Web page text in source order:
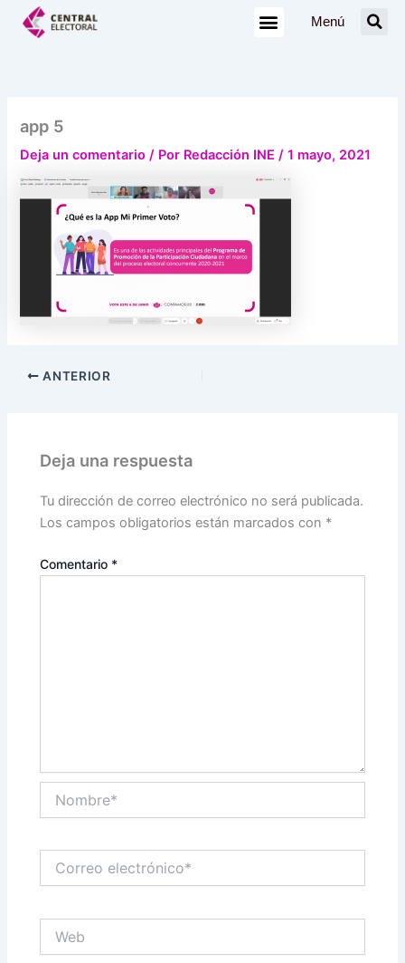
Menú
app 5
Deja un comentario / Por Redacción INE/1 mayo, 2021
ANTERIOR
Deja una respuesta
Tu dirección de correo electrónico no será publicada.
Los campos obligatorios están marcados con *
Comentario *
electrónico*